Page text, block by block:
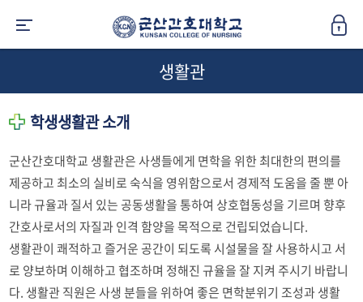
생활관
학생생활관 소개
군산간호대학교 생활관은 사생들에게 면학을 위한 최대한의 편의를
제공하고 최소의 실비로 숙식을 영위함으로서 경제적 도움을 줄 뿐 아
니라 규율과 질서 있는 공동생활을 통하여 상호협동성을 기르며 향후
간호사로서의 자질과 인격 함양을 목적으로 건립되었습니다.
생활관이 쾌적하고 즐거운 공간이 되도록 시설물을 잘 사용하시고 서
로 양보하며 이해하고 협조하며 정해진 규율을 잘 지켜 주시기 바랍니
다. 생활관 직원은 사생 분들을 위하여 좋은 면학분위기 조성과 생활